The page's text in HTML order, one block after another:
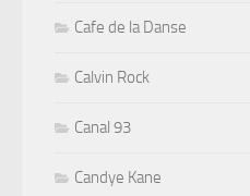
Cafe de la Danse
Calvin Rock
Canal 93
Candye Kane